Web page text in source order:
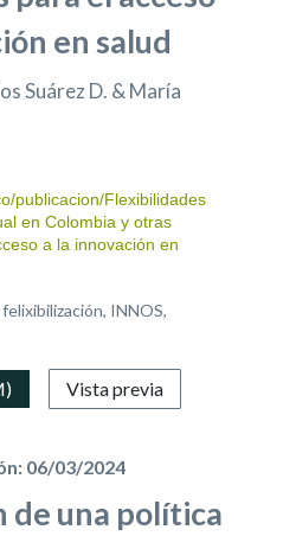
en salud
Suárez D. & María
publicacion/Flexibilidades
en Colombia y otras
a la innovación en
INNOS,
Vista previa
06/03/2024
de una política